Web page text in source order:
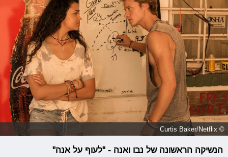
© Curtis Baker/Netflix
הנשיקה הראשונה של נבו ואנה - "לעוף על אנה"